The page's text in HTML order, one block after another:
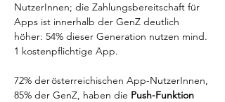
NutzerInnen; die Zahlungsbereitschaft für
Apps ist innerhalb der GenZ deutlich
höher: 54% dieser Generation nutzen mind.
1 kostenpflichtige App.
72% der österreichischen App-NutzerInnen,
85% der GenZ, haben die Push-Funktion